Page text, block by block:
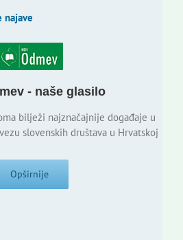
najave
- naše glasilo
bilježi najznačajnije događaje u
slovenskih društava u Hrvatskoj
Opširnije